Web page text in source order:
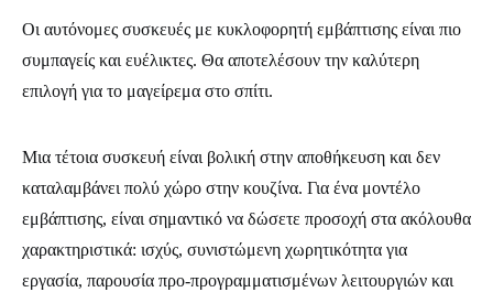
Οι αυτόνομες συσκευές με κυκλοφορητή εμβάπτισης είναι πιο
συμπαγείς και ευέλικτες. Θα αποτελέσουν την καλύτερη
επιλογή για το μαγείρεμα στο σπίτι.
Μια τέτοια συσκευή είναι βολική στην αποθήκευση και δεν
καταλαμβάνει πολύ χώρο στην κουζίνα. Για ένα μοντέλο
εμβάπτισης, είναι σημαντικό να δώσετε προσοχή στα ακόλουθα
χαρακτηριστικά: ισχύς, συνιστώμενη χωρητικότητα για
εργασία, παρουσία προ-προγραμματισμένων λειτουργιών και